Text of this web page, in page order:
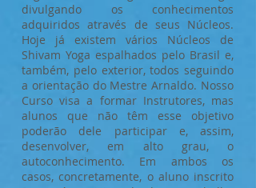
divulgando os conhecimentos
adquiridos através de seus Núcleos.
Hoje já existem vários Núcleos de
Shivam Yoga espalhados pelo Brasil e,
também, pelo exterior, todos seguindo
a orientação do Mestre Arnaldo. Nosso
Curso visa a formar Instrutores, mas
alunos que não têm esse objetivo
poderão dele participar e, assim,
desenvolver, em alto grau, o
autoconhecimento. Em ambos os
casos, concretamente, o aluno inscrito